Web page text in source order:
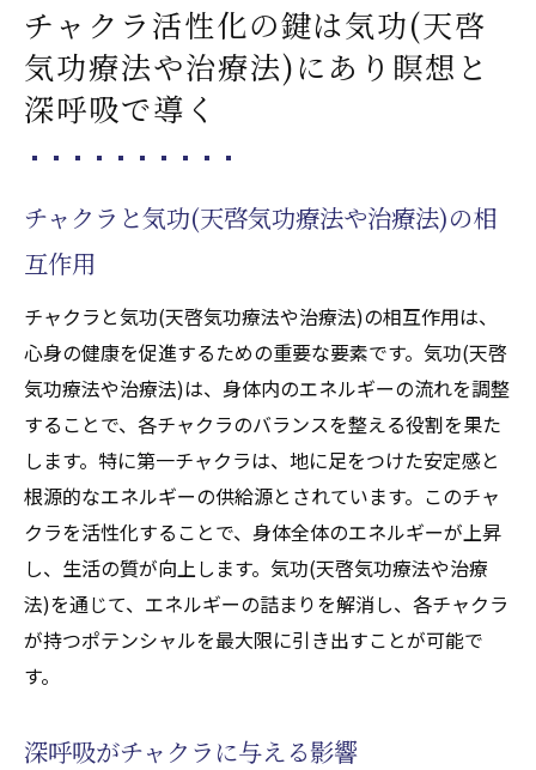
チャクラ活性化の鍵は気功(天啓
気功療法や治療法)にあり瞑想と
深呼吸で導く
チャクラと気功(天啓気功療法や治療法)の相
互作用
チャクラと気功(天啓気功療法や治療法)の相互作用は、
心身の健康を促進するための重要な要素です。気功(天啓
気功療法や治療法)は、身体内のエネルギーの流れを調整
することで、各チャクラのバランスを整える役割を果た
します。特に第一チャクラは、地に足をつけた安定感と
根源的なエネルギーの供給源とされています。このチャ
クラを活性化することで、身体全体のエネルギーが上昇
し、生活の質が向上します。気功(天啓気功療法や治療
法)を通じて、エネルギーの詰まりを解消し、各チャクラ
が持つポテンシャルを最大限に引き出すことが可能で
す。
深呼吸がチャクラに与える影響